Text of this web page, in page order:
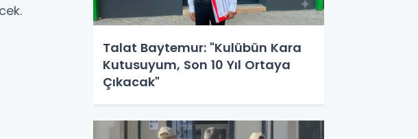
Talat Baytemur: "Kulübün Kara
Kutusuyum, Son 10 Yıl Ortaya
Çıkacak"